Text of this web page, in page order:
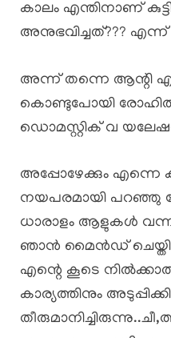
കാലം എന്തിനാണ്
അനുഭവിച്ചത്??? എന്ന്
അന്ന് തന്നെ ആന്റി
കൊണ്ടുപോയി
ഡൊമസ്റ്റിക് വ
അപ്പോഴേക്കും എന്നെ
നയപരമായി പറഞ്ഞു
ധാരാളം ആളുകൾ
ഞാൻ മൈൻഡ്
എന്റെ കൂടെ
കാര്യത്തിനും